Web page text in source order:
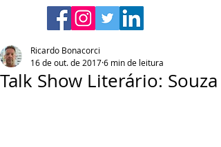
Talk Show Literário: Souza
Ricardo Bonacorci
16 de out. de 20176 min de leitura